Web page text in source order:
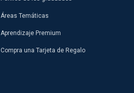
Áreas Temáticas
Aprendizaje Premium
Compra una Tarjeta de Regalo